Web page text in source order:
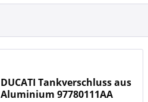
DUCATI Tankverschluss aus
Aluminium 97780111AA